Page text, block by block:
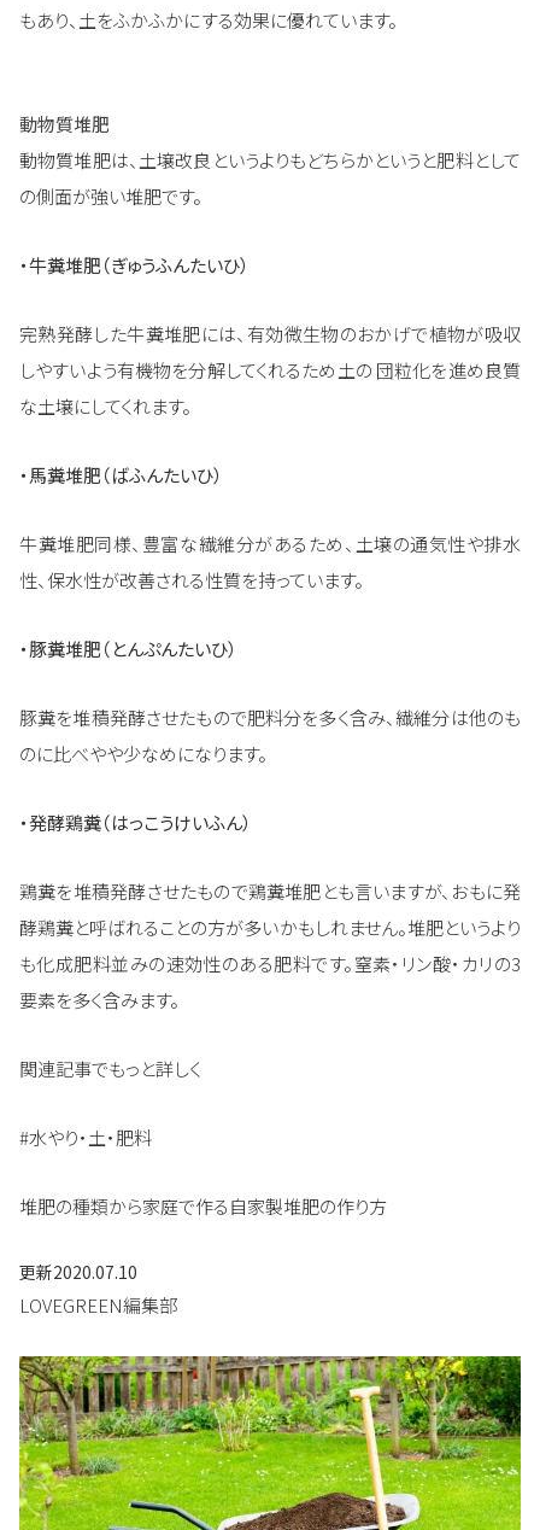
もあり、土をふかふかにする効果に優れています。
動物質堆肥
動物質堆肥は、土壌改良というよりもどちらかというと肥料として
の側面が強い堆肥です。
・牛糞堆肥（ぎゅうふんたいひ）
完熟発酵した牛糞堆肥には、有効微生物のおかげで植物が吸収
しやすいよう有機物を分解してくれるため土の 団粒化を進め良質
な土壌にしてくれます。
・馬糞堆肥（ばふんたいひ）
牛糞堆肥同様、豊富な繊維分があるため、土壌の通気性や排水
性、保水性が改善される性質を持っています。
・豚糞堆肥（とんぷんたいひ）
豚糞を堆積発酵させたもので肥料分を多く含み、繊維分は他のも
のに比べやや少なめになります。
・発酵鶏糞（はっこうけいふん）
鶏糞を堆積発酵させたもので鶏糞堆肥とも言いますが、おもに発
酵鶏糞と呼ばれることの方が多いかもしれません。堆肥というより
も化成肥料並みの速効性のある肥料です。窒素・リン酸・カリの3
要素を多く含みます。
関連記事でもっと詳しく
#水やり・土・肥料
堆肥の種類から家庭で作る自家製堆肥の作り方
更新2020.07.10
LOVEGREEN編集部